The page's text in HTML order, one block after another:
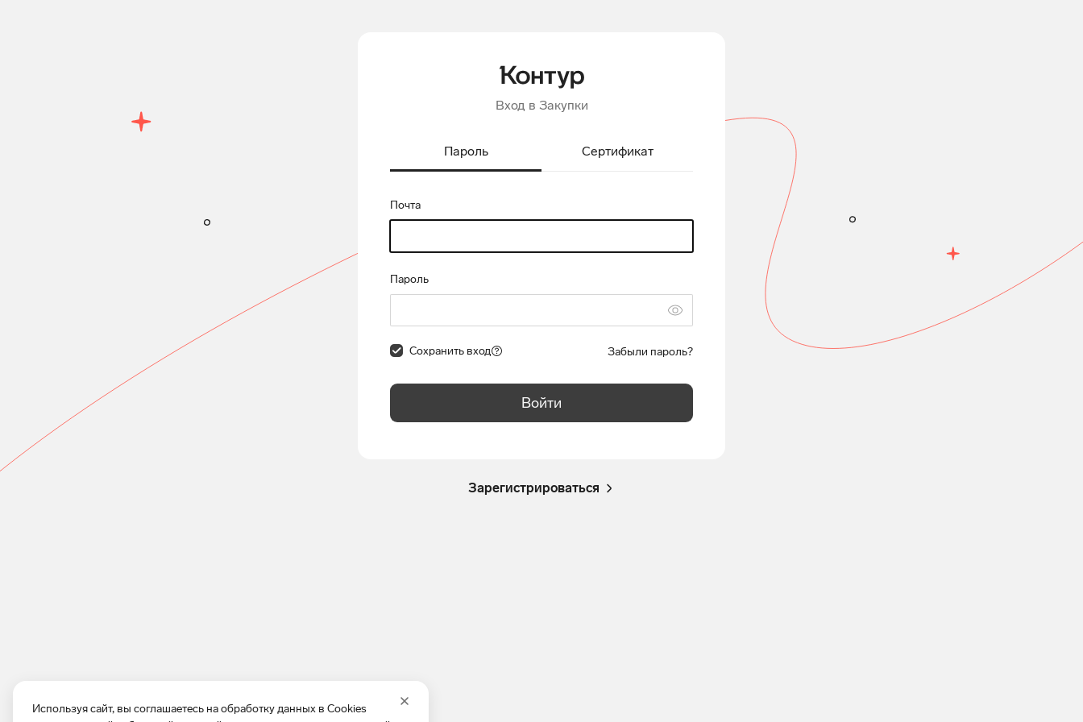
Используя сайт, вы соглашаетесь на обработку данных в Cookies
Вход в Закупки
Пароль Сертификат
Почта
Пароль
Сохранить вход Забыли пароль?
Войти
Зарегистрироваться